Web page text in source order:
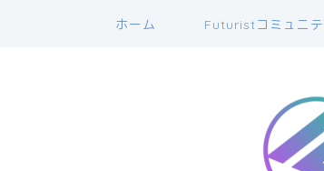
ホーム Futuristコミュニ